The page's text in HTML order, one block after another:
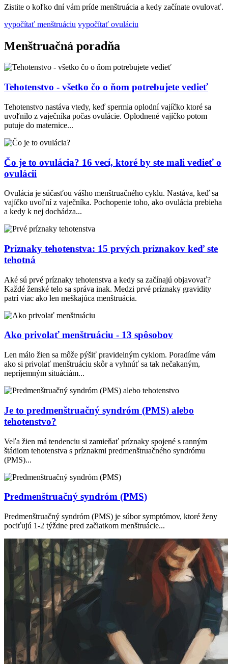
Zistite o koľko dní vám príde menštruácia a kedy začínate ovulovať.
vypočítať menštruáciu vypočítať ovuláciu
Menštruačná poradňa
Tehotenstvo - všetko čo o ňom potrebujete vedieť
Tehotenstvo nastáva vtedy, keď spermia oplodní vajíčko ktoré sa
uvoľnilo z vaječníka počas ovulácie. Oplodnené vajíčko potom
putuje do maternice...
Čo je to ovulácia? 16 vecí, ktoré by ste mali vedieť o
ovulácii
Ovulácia je súčasťou vášho menštruačného cyklu. Nastáva, keď sa
vajíčko uvoľní z vaječníka. Pochopenie toho, ako ovulácia prebieha
a kedy k nej dochádza...
Príznaky tehotenstva: 15 prvých príznakov keď ste
tehotná
Aké sú prvé príznaky tehotenstva a kedy sa začínajú objavovať?
Každé ženské telo sa správa inak. Medzi prvé príznaky gravidity
patrí viac ako len meškajúca menštruácia.
Ako privolať menštruáciu - 13 spôsobov
Len málo žien sa môže pýšiť pravidelným cyklom. Poradíme vám
ako si privolať menštruáciu skôr a vyhnúť sa tak nečakaným,
nepríjemným situáciám...
Je to predmenštruačný syndróm (PMS) alebo
tehotenstvo?
Veľa žien má tendenciu si zamieňať príznaky spojené s ranným
štádiom tehotenstva s príznakmi predmenštruačného syndrómu
(PMS)...
Predmenštruačný syndróm (PMS)
Predmenštruačný syndróm (PMS) je súbor symptómov, ktoré ženy
pociťujú 1-2 týždne pred začiatkom menštruácie...